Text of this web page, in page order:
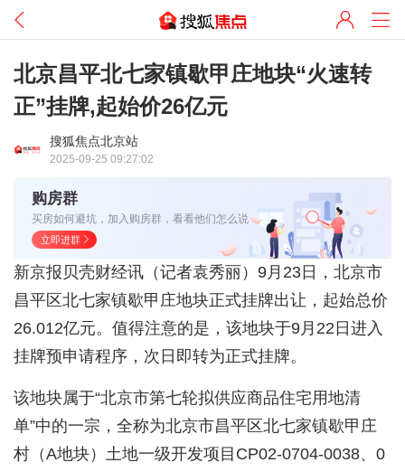
北京昌平北七家镇歇甲庄地块“火速转
正”挂牌,起始价26亿元
搜狐焦点北京站
2025-09-25 09:27:02
购房群
买房如何避坑，加入购房群，看看他们怎么说
立即进群
新京报贝壳财经讯（记者袁秀丽）9月23日，北京市
昌平区北七家镇歇甲庄地块正式挂牌出让，起始总价
26.012亿元。值得注意的是，该地块于9月22日进入
挂牌预申请程序，次日即转为正式挂牌。
该地块属于“北京市第七轮拟供应商品住宅用地清
单”中的一宗，全称为北京市昌平区北七家镇歇甲庄
村（A地块）土地一级开发项目CP02-0704-0038、0